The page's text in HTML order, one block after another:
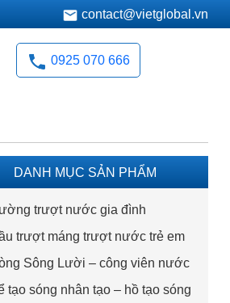
contact@vietglobal.vn
0925 070 666
DANH MỤC SẢN PHẨM
trượt nước gia đình
trượt máng trượt nước trẻ em
Sông Lười – công viên nước
tạo sóng nhân tạo – hồ tạo sóng